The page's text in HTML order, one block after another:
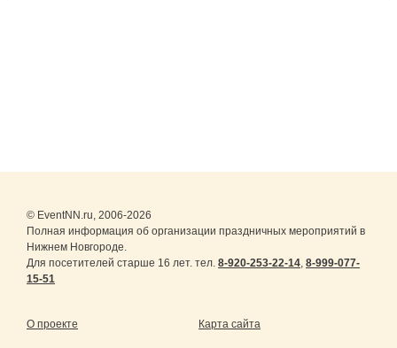
© EventNN.ru, 2006-2026
Полная информация об организации праздничных мероприятий в
Нижнем Новгороде.
Для посетителей старше 16 лет. тел. 8-920-253-22-14, 8-999-077-
15-51
О проекте Карта сайта